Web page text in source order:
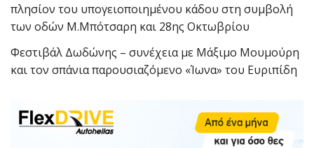
πλησίον του υπογειοποιημένου κάδου στη συμβολή
των οδών Μ.Μπότσαρη και 28ης Οκτωβρίου
Φεστιβάλ Δωδώνης – συνέχεια με Μάξιμο Μουμούρη
και τον σπάνια παρουσιαζόμενο «Ίωνα» του Ευριπίδη